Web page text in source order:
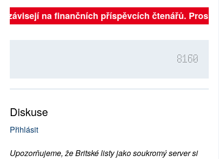
na finančních příspěvcích čtenářů.
8160
Diskuse
Přihlásit
Upozorňujeme, že Britské listy jako soukromý server si